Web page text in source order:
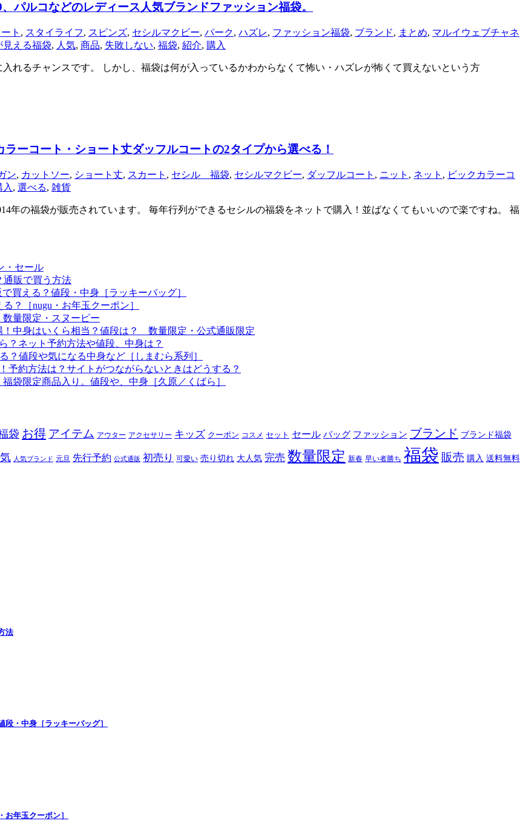
パルコなどのレディース人気ブランドファッション福袋。
ト , スタイライフ, スピンズ, セシルマクビー, パーク, ハズレ, ファッション福袋, ブランド, まとめ, マルイウェブチャネ
見える福袋, 人気, 商品, 失敗しない, 福袋, 紹介, 購入
れるチャンスです。 しかし、福袋は何が入っているかわからなくて怖い・ハズレが怖くて買えないという方
ーコート・ショート丈ダッフルコートの2タイプから選べる！
ン, カットソー, ショート丈, スカート , セシル 福袋, セシルマクビー, ダッフルコート , ニット , ネット , ビックカラーコ
入 , 選べる, 雑貨
年の福袋が販売されています。 毎年行列ができるセシルの福袋をネットで購入！並ばなくてもいいので楽ですね。 福
・セール
通販で買う方法
買える？値段・中身［ラッキーバッグ］
？［nugu・お年玉クーポン］
量限定・スヌーピー
！中身はいくら相当？値段は？ 数量限定・公式通販限定
？ネット予約方法や値段、中身は？
？値段や気になる中身など［しまむら系列］
予約方法は？サイトがつながらないときはどうする？
袋限定商品入り。値段や、中身［久原／くばら］
袋 お得 アイテム アウター アクセサリー キッズ クーポン コスメ セット セール バッグ ファッション ブランド ブランド福袋
人気ブランド 元旦 先行予約 公式通販 初売り 可愛い 売り切れ 大人気 完売 数量限定 新春 早い者勝ち 福袋 販売 購入 送料無料
法
・中身［ラッキーバッグ］
お年玉クーポン］